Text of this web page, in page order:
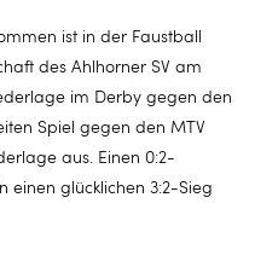
ist in der Faustball
des Ahlhorner SV am
im Derby gegen den
Spiel gegen den MTV
aus. Einen 0:2-
einen glücklichen 3:2-Sieg